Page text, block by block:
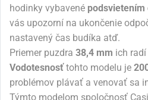
hodinky vybavené podsvietením
vás upozorní na ukončenie
nastavený čas budíka atď.
Priemer puzdra 38,4 mm ich
Vodotesnosťtohto modelu je
problémov plávať a venovať sa
Týmto modelom spoločnosť